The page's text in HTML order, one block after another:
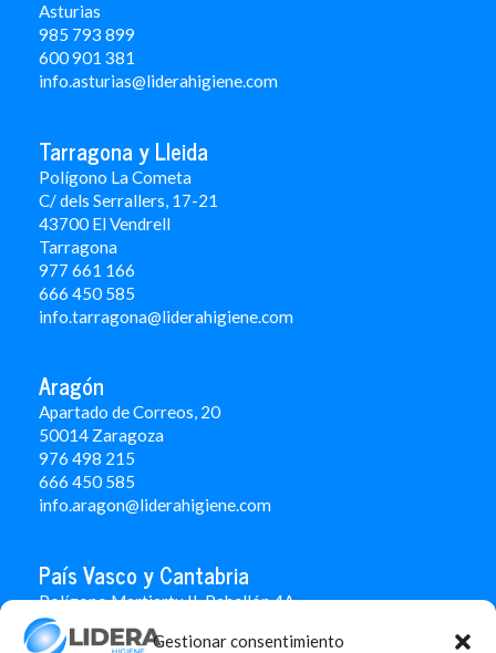
Gestionar consentimiento
Asturias
985 793 899
600 901 381
info.asturias@liderahigiene.com
Tarragona y Lleida
Polígono La Cometa
C/ dels Serrallers, 17-21
43700 El Vendrell
Tarragona
977 661 166
666 450 585
info.tarragona@liderahigiene.com
Aragón
Apartado de Correos, 20
50014 Zaragoza
976 498 215
666 450 585
info.aragon@liderahigiene.com
País Vasco y Cantabria
Polígono Martiartu II. Pabellón 4A
48480 Arrigorriaga
Bizkaia